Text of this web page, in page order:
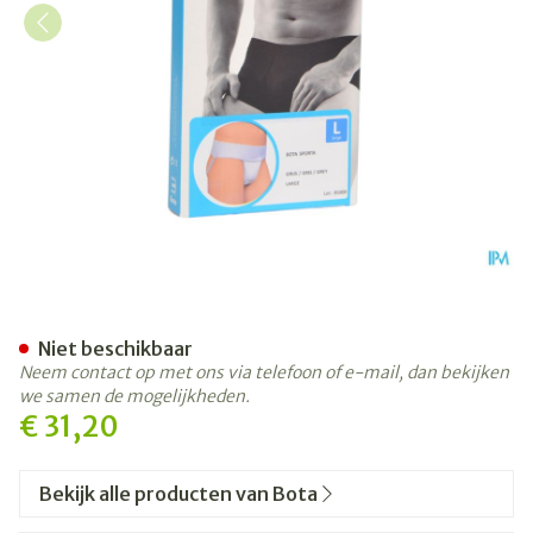
€ 31,20
Niet beschikbaar
Neem contact op met ons via telefoon of e-mail, dan bekijken
we samen de mogelijkheden.
Bekijk alle producten van Bota